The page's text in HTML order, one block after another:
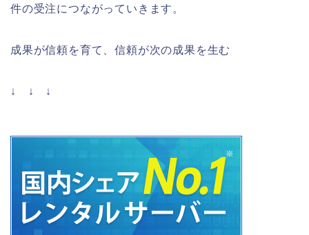
件の受注につながっていきます。
成果が信頼を育て、信頼が次の成果を生む
↓ ↓ ↓